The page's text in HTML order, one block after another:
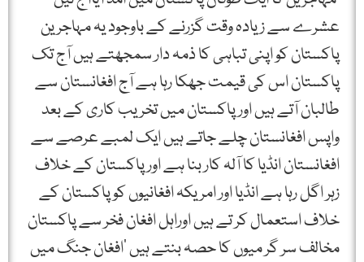
عشرے سے زیادہ وقت گزرنے کے باوجود یہ مہاجرین
پاکستان کو اپنی تباہی کا ذمہ دار سمجھتے ہیں آج تک
پاکستان اس کی قیمت جھکا رہا ہے آج افغانستان سے
طالبان آتے ہیں اور پاکستان میں تخریب کاری کے بعد
واپس افغانستان چلے جاتے ہیں ایک لمبے عرصے سے
افغانستان انڈیا کا آلہ کار بنا ہے اور پاکستان کے خلاف
زہر اگل رہا ہے انڈیا اور امریکہ افغانیوں کوپاکستان کے
خلاف استعمال کر تے ہیں اوراہل افغان فخر سے پاکستان
مخالف سر گر میوں کا حصہ بنتے ہیں ‘افغان جنگ میں